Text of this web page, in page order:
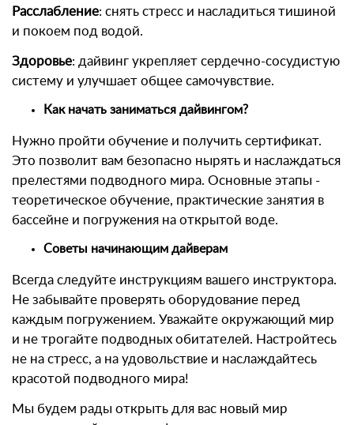
Расслабление: снять стресс и насладиться тишиной
и покоем под водой.
Здоровье: дайвинг укрепляет сердечно-сосудистую
систему и улучшает общее самочувствие.
Как начать заниматься дайвингом?
Нужно пройти обучение и получить сертификат.
Это позволит вам безопасно нырять и наслаждаться
прелестями подводного мира. Основные этапы -
теоретическое обучение, практические занятия в
бассейне и погружения на открытой воде.
Советы начинающим дайверам
Всегда следуйте инструкциям вашего инструктора.
Не забывайте проверять оборудование перед
каждым погружением. Уважайте окружающий мир
и не трогайте подводных обитателей. Настройтесь
не на стресс, а на удовольствие и наслаждайтесь
красотой подводного мира!
Мы будем рады открыть для вас новый мир